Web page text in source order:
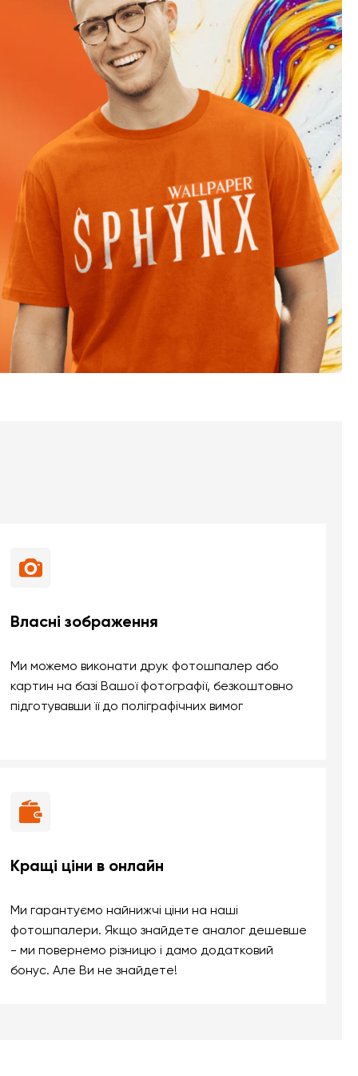
Власні зображення
Ми можемо виконати друк фотошпалер або
картин на базі Вашої фотографії, безкоштовно
підготувавши її до поліграфічних вимог
Кращі ціни в онлайн
Ми гарантуємо найнижчі ціни на наші
фотошпалери. Якщо знайдете аналог дешевше
- ми повернемо різницю і дамо додатковий
бонус. Але Ви не знайдете!